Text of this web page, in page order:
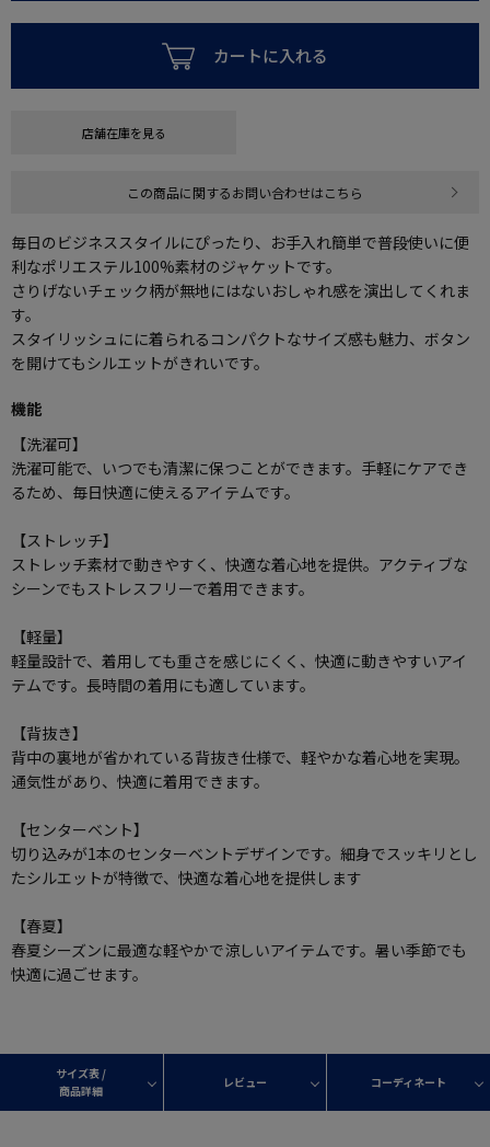
カートに入れる
店舗在庫を見る
この商品に関するお問い合わせはこちら
毎日のビジネススタイルにぴったり、お手入れ簡単で普段使いに便
利なポリエステル100%素材のジャケットです。
さりげないチェック柄が無地にはないおしゃれ感を演出してくれま
す。
スタイリッシュにに着られるコンパクトなサイズ感も魅力、ボタン
を開けてもシルエットがきれいです。
機能
【洗濯可】
洗濯可能で、いつでも清潔に保つことができます。手軽にケアでき
るため、毎日快適に使えるアイテムです。
【ストレッチ】
ストレッチ素材で動きやすく、快適な着心地を提供。アクティブな
シーンでもストレスフリーで着用できます。
【軽量】
軽量設計で、着用しても重さを感じにくく、快適に動きやすいアイ
テムです。長時間の着用にも適しています。
【背抜き】
背中の裏地が省かれている背抜き仕様で、軽やかな着心地を実現。
通気性があり、快適に着用できます。
【センターベント】
切り込みが1本のセンターベントデザインです。細身でスッキリとし
たシルエットが特徴で、快適な着心地を提供します
【春夏】
春夏シーズンに最適な軽やかで涼しいアイテムです。暑い季節でも
快適に過ごせます。
サイズ表 /
商品詳細
レビュー コーディネート